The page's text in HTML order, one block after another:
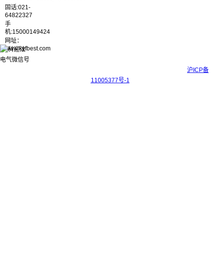
固话:021-
64822327
手
机:15000149424
网址：
www.kyfbest.com
沪ICP备
11005377号-1